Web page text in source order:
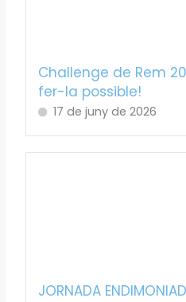
Challenge de Rem
fer-la possible!
17 de juny de 2026
JORNADA